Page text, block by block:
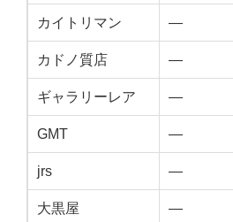
カイトリマン —
カドノ質店 —
ギャラリーレア —
GMT —
jrs —
大黒屋 —